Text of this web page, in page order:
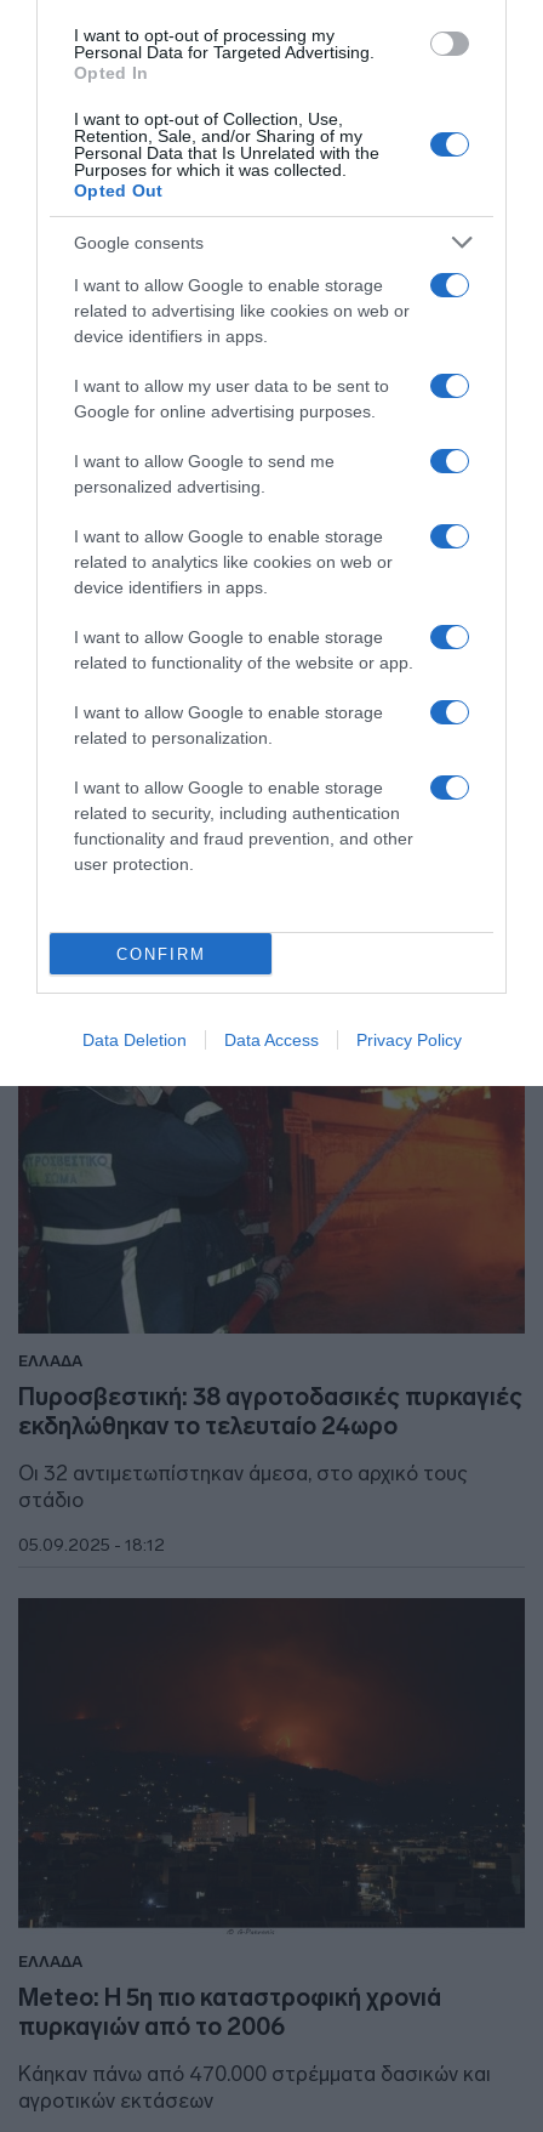
I want to opt-out of processing my
Personal Data for Targeted Advertising.
Opted In
I want to opt-out of Collection, Use,
Retention, Sale, and/or Sharing of my
Personal Data that Is Unrelated with the
Purposes for which it was collected.
Opted Out
Google consents
I want to allow Google to enable storage
related to advertising like cookies on web or
device identifiers in apps.
I want to allow my user data to be sent to
Google for online advertising purposes.
I want to allow Google to send me
personalized advertising.
I want to allow Google to enable storage
related to analytics like cookies on web or
device identifiers in apps.
I want to allow Google to enable storage
related to functionality of the website or app.
I want to allow Google to enable storage
related to personalization.
I want to allow Google to enable storage
related to security, including authentication
functionality and fraud prevention, and other
user protection.
CONFIRM
Data Deletion Data Access Privacy Policy
ΧΩΡΙΣ ΚΑΤΗΓΟΡΙΑ
Πυροσβεστική: 28 αγροτοδασικές πυρκαγιές
εκδηλώθηκαν το τελευταίο 24ωρο
Οι 26 αντιμετωπίστηκαν άμεσα
11.09.2025 - 18:11
Πυροσβεστική: 31 αγροτοδασικές πυρκαγιές
το τελευταίο 24ωρο
Οι 26 αντιμετωπίστηκαν άμεσα, στο αρχικό τους
09.09.2025 - 22:11
ΕΛΛΑΔΑ
Πυροσβεστική: 38 αγροτοδασικές πυρκαγιές
εκδηλώθηκαν το τελευταίο 24ωρο
Οι 32 αντιμετωπίστηκαν άμεσα, στο αρχικό τους
στάδιο
05.09.2025 - 18:12
ΕΛΛΑΔΑ
Meteo: Η 5η πιο καταστροφική χρονιά
πυρκαγιών από το 2006
Κάηκαν πάνω από 470.000 στρέμματα δασικών και
αγροτικών εκτάσεων